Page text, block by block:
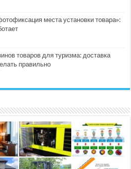
места установки товара»:
товаров для туризма: доставка
правильно